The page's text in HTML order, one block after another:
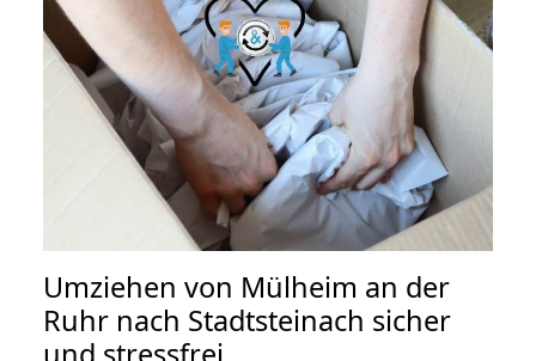
Umziehen von Mülheim an der
Ruhr nach Stadtsteinach sicher